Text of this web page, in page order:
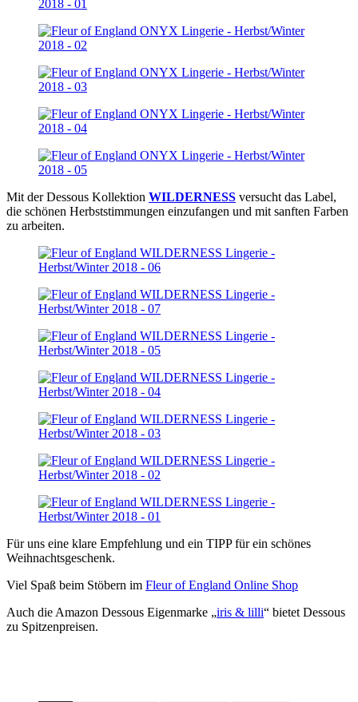
Mit der Dessous Kollektion WILDERNESS versucht das Label,
die schönen Herbststimmungen einzufangen und mit sanften Farben
zu arbeiten.
Für uns eine klare Empfehlung und ein TIPP für ein schönes
Weihnachtsgeschenk.
Viel Spaß beim Stöbern im Fleur of England Online Shop
Auch die Amazon Dessous Eigenmarke „iris & lilli“ bietet Dessous
zu Spitzenpreisen.